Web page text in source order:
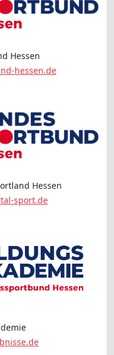
Hessen
hessen.de
Hessen
sport.de